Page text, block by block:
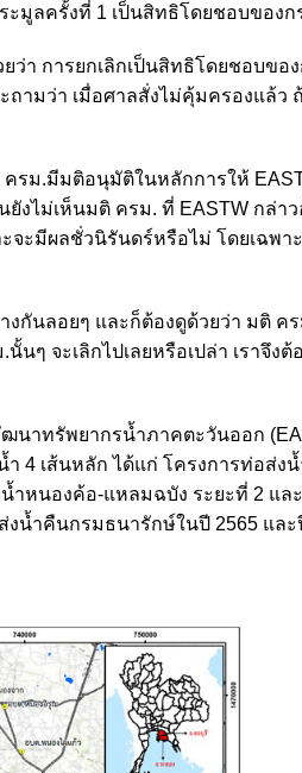
ะมูลครั้งที่ 1 เป็นสิทธิโดยชอบของ
ว่า การยกเลิกเป็นสิทธิโดยชอบขอ
ามว่า เมื่อศาลสั่งไม่คุ้มครองแล้ว ถ้
รม.มีมติอนุมัติในหลักการให้
ไม่เห็นมติ ครม. ที่ EASTW กล่าว
ะมีผลชั่วนิรันดร์หรือไม่ โดยเฉพา
กันลอยๆ และก็ต้องดูด้วยว่า มติ ค
ๆ จะเลิกไปเลยหรือเปล่า เราจึงต้
าทรัพยากรน้ำภาคตะวันออก
4 เส้นหลัก ได้แก่ โครงการท่อส่ง
ำหนองค้อ-แหลมฉบัง ระยะที่ 2 แล
น้ำคืนกรมธนารักษ์ในปี 2565 และ